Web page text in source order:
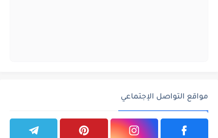
مواقع التواصل الإجتماعي